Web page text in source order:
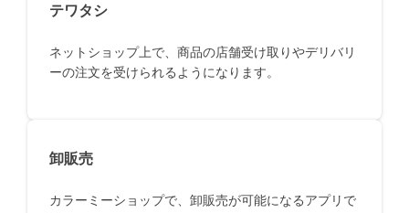
テワタシ
ネットショップ上で、商品の店舗受け取りやデリバリ
ーの注文を受けられるようになります。
卸販売
カラーミーショップで、卸販売が可能になるアプリで